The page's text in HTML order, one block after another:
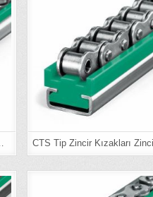
CTS Tip Zincir Kızakları